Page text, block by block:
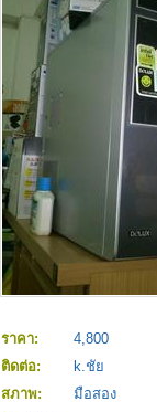
ราคา: 4,800
ติดต่อ:
k.ชัย
สภาพ:
มือสอง